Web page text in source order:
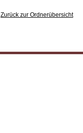
Zurück zur Ordnerübersicht